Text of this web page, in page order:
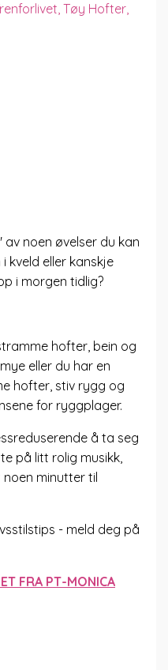
Tøy Hofter
noen øvelser du kan
kveld eller kanskje
i morgen tidlig?
hofter, bein og
eller du har en
hofter, stiv rygg og
for ryggplager.
å ta seg
på litt rolig musikk,
minutter til
- meld deg på
FRA PT-MONICA